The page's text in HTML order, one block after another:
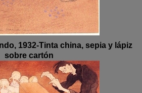
1932-Tinta china, sepia y lápiz
sobre cartón